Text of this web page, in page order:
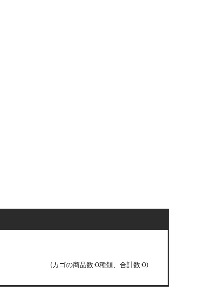
(カゴの商品数:0種類、合計数:0)